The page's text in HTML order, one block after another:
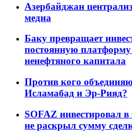
Азербайджан
медиа
Баку превращает
постоянную
ненефтяного капитала
Против кого
Исламабад и Эр-Рияд?
SOFAZ инвестировал в
не раскрыл сумму